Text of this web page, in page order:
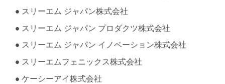
• スリーエム ジャパン株式会社
• スリーエム ジャパン プロダクツ株式会社
• スリーエム ジャパン イノベーション株式会社
• スリーエムフェニックス株式会社
• ケーシーアイ株式会社